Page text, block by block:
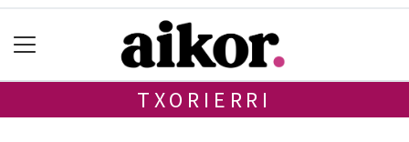
TXORIERRI